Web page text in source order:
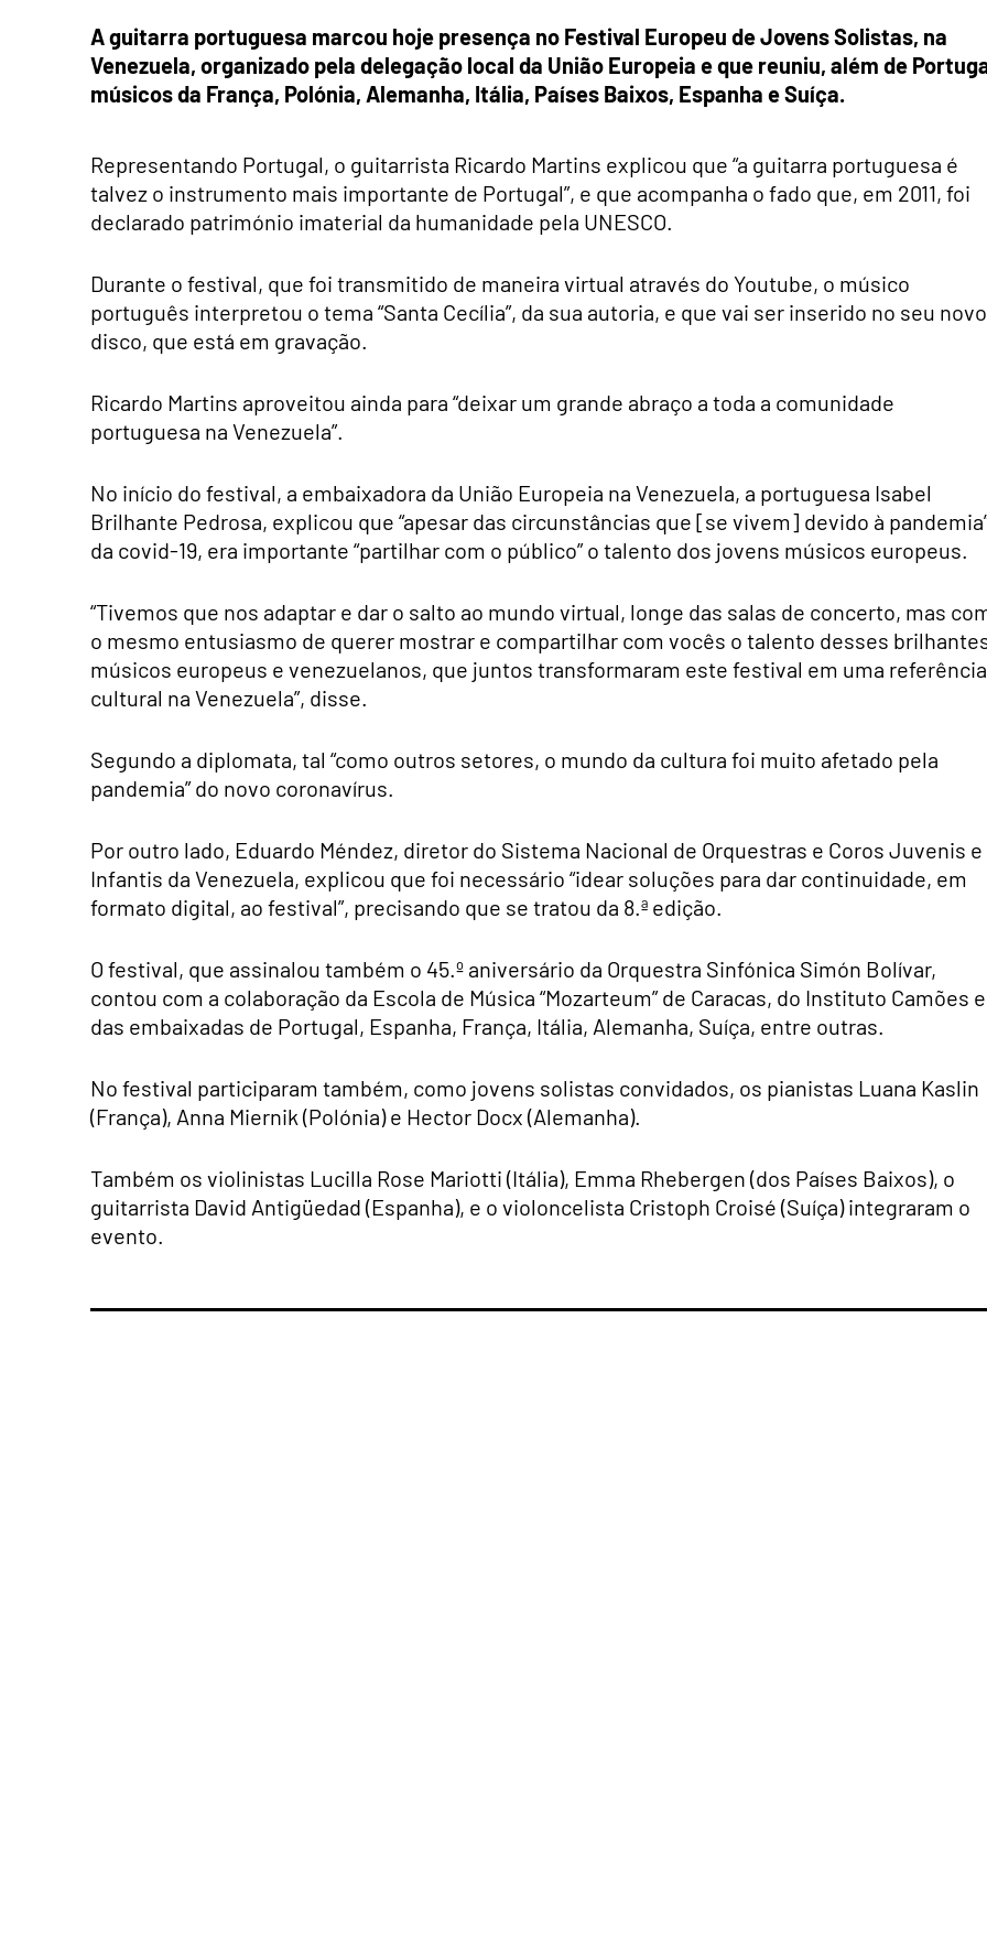
A guitarra portuguesa marcou hoje presença no Festival Europeu de Jovens Solistas, na
Venezuela, organizado pela delegação local da União Europeia e que reuniu, além de
músicos da França, Polónia, Alemanha, Itália, Países Baixos, Espanha e Suíça.
Representando Portugal, o guitarrista Ricardo Martins explicou que “a guitarra portuguesa é
talvez o instrumento mais importante de Portugal”, e que acompanha o fado que, em 2011, foi
declarado património imaterial da humanidade pela UNESCO.
Durante o festival, que foi transmitido de maneira virtual através do Youtube, o músico
português interpretou o tema “Santa Cecília”, da sua autoria, e que vai ser inserido no seu novo
disco, que está em gravação.
Ricardo Martins aproveitou ainda para “deixar um grande abraço a toda a comunidade
portuguesa na Venezuela”.
No início do festival, a embaixadora da União Europeia na Venezuela, a portuguesa Isabel
Brilhante Pedrosa, explicou que “apesar das circunstâncias que [se vivem] devido à
da covid-19, era importante “partilhar com o público” o talento dos jovens músicos europeus.
“Tivemos que nos adaptar e dar o salto ao mundo virtual, longe das salas de concerto, mas
o mesmo entusiasmo de querer mostrar e compartilhar com vocês o talento desses
músicos europeus e venezuelanos, que juntos transformaram este festival em uma referência
cultural na Venezuela”, disse.
Segundo a diplomata, tal “como outros setores, o mundo da cultura foi muito afetado pela
pandemia” do novo coronavírus.
Por outro lado, Eduardo Méndez, diretor do Sistema Nacional de Orquestras e Coros Juvenis e
Infantis da Venezuela, explicou que foi necessário “idear soluções para dar continuidade, em
formato digital, ao festival”, precisando que se tratou da 8.ª edição.
O festival, que assinalou também o 45.º aniversário da Orquestra Sinfónica Simón Bolívar,
contou com a colaboração da Escola de Música “Mozarteum” de Caracas, do Instituto Camões e
das embaixadas de Portugal, Espanha, França, Itália, Alemanha, Suíça, entre outras.
No festival participaram também, como jovens solistas convidados, os pianistas Luana Kaslin
(França), Anna Miernik (Polónia) e Hector Docx (Alemanha).
Também os violinistas Lucilla Rose Mariotti (Itália), Emma Rhebergen (dos Países Baixos), o
guitarrista David Antigüedad (Espanha), e o violoncelista Cristoph Croisé (Suíça) integraram o
evento.